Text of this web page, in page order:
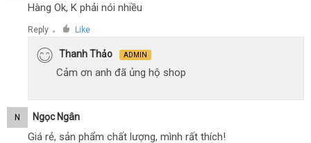
Hàng Ok, K phải nói nhiều
Reply ● Like
Thanh Thảo ADMIN
Cảm ơn anh đã ủng hộ shop
N Ngọc Ngân
Giá rẻ, sản phẩm chất lượng, mình rất thích!